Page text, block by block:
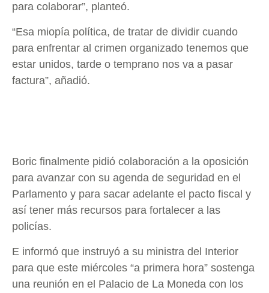
para colaborar”, planteó.
“Esa miopía política, de tratar de dividir cuando
para enfrentar al crimen organizado tenemos que
estar unidos, tarde o temprano nos va a pasar
factura”, añadió.
Boric finalmente pidió colaboración a la oposición
para avanzar con su agenda de seguridad en el
Parlamento y para sacar adelante el pacto fiscal y
así tener más recursos para fortalecer a las
policías.
E informó que instruyó a su ministra del Interior
para que este miércoles “a primera hora” sostenga
una reunión en el Palacio de La Moneda con los